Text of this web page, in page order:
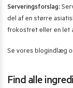
Serveringsforslag:
del af en større
frokostret eller en let
Se vores blogindlæg
Find alle